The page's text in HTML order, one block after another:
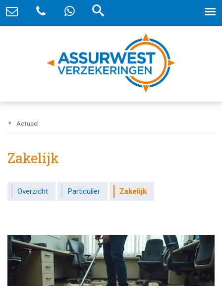
Actueel
Zakelijk
Overzicht Particulier Zakelijk